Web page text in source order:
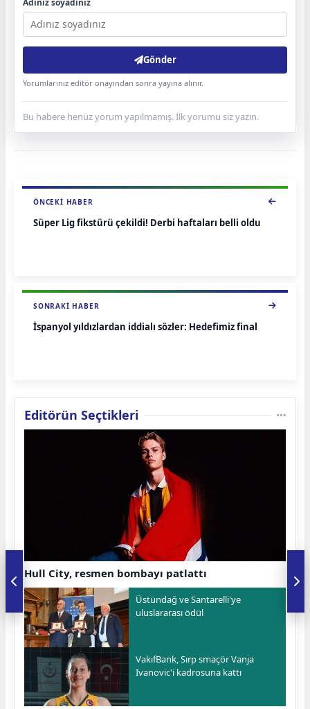
Adınız soyadınız
Gönder
Yorumlarınız editör onayından sonra yayına alınır.
Bu habere henüz yorum yapılmamış. İlk yorumu siz yazın.
ÖNCEKI HABER
Süper Lig fikstürü çekildi! Derbi haftaları belli oldu
SONRAKI HABER
İspanyol yıldızlardan iddialı sözler: Hedefimiz final
Editörün Seçtikleri
Hull City, resmen bombayı patlattı
Üstündağ ve Santarelli'ye
uluslararası ödül
VakıfBank, Sırp smaçör Vanja
Ivanovic'i kadrosuna kattı